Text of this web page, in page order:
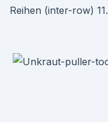
Reihen (inter-row) 11.